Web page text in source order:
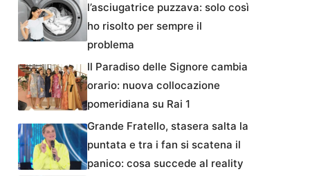
l’asciugatrice puzzava: solo così
ho risolto per sempre il
problema
Il Paradiso delle Signore cambia
orario: nuova collocazione
pomeridiana su Rai 1
Grande Fratello, stasera salta la
puntata e tra i fan si scatena il
panico: cosa succede al reality